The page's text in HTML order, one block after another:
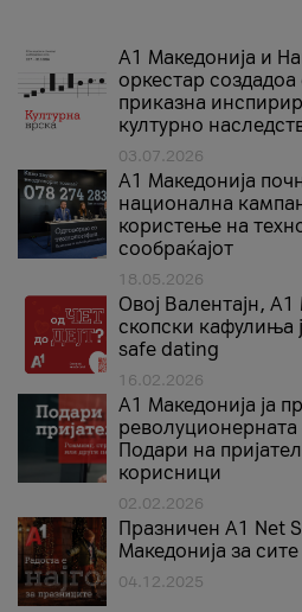
А1 Македонија и
оркестар
приказна
културно
03.07.2026
A1 Македонија
национална
користење на
сообраќајот
18.05.2026
Овој Валентајн,
скопски кафулиња
safe dating
16.02.2026
А1 Македонија ја
Подари на
корисници
02.02.2026
Празничен A1 Net
Македонија за
04.12.2025